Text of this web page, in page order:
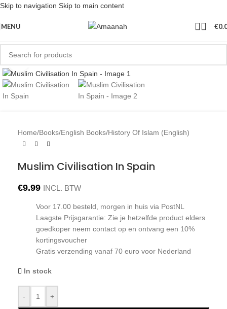
Skip to navigation Skip to main content
MENU €
Click to enlarge
Home/Books/English Books/History Of Islam (English)
Muslim Civilisation In Spain
€9.99 INCL. BTW
Voor 17.00 besteld, morgen in huis via PostNL
Laagste Prijsgarantie: Zie je hetzelfde product elders
goedkoper neem contact op en ontvang een 10%
kortingsvoucher
Gratis verzending vanaf 70 euro voor Nederland
In stock
- +